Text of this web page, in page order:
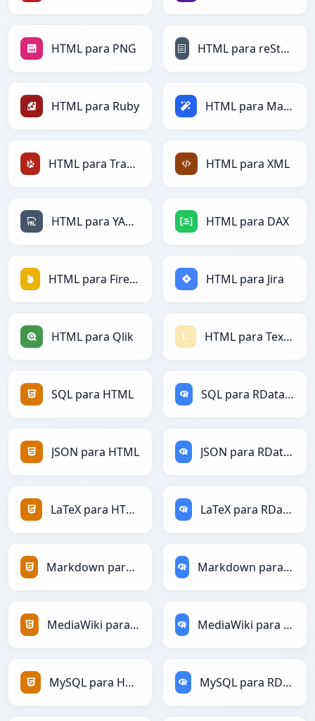
HTML para PNG HTML para reStructuredText
HTML para Ruby HTML para Magic
HTML para TracWiki HTML para XML
HTML para YAML HTML para DAX
HTML para Firebase HTML para Jira
HTML para Qlik HTML para Textile
SQL para HTML SQL para RDataFrame
JSON para HTML JSON para RDataFrame
LaTeX para HTML LaTeX para RDataFrame
Markdown para HTML Markdown para RDataFrame
MediaWiki para HTML MediaWiki para RDataFrame
MySQL para HTML MySQL para RDataFrame